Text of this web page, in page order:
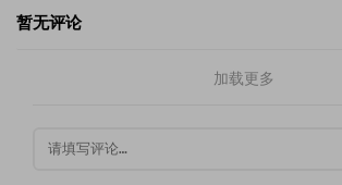
暂无评论
加载更多